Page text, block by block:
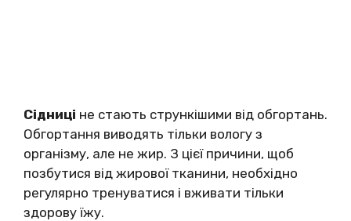
Сідниці не стають стрункішими від обгортань.
Обгортання виводять тільки вологу з
організму, але не жир. З цієї причини, щоб
позбутися від жирової тканини, необхідно
регулярно тренуватися і вживати тільки
здорову їжу.